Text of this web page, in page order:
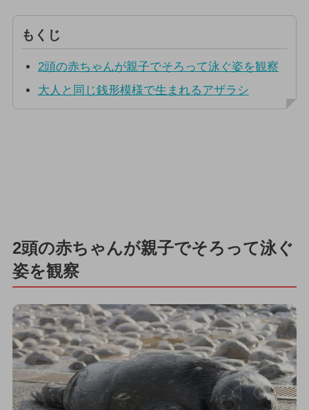
もくじ
2頭の赤ちゃんが親子でそろって泳ぐ姿を観察
大人と同じ銭形模様で生まれるアザラシ
2頭の赤ちゃんが親子でそろって泳ぐ
姿を観察